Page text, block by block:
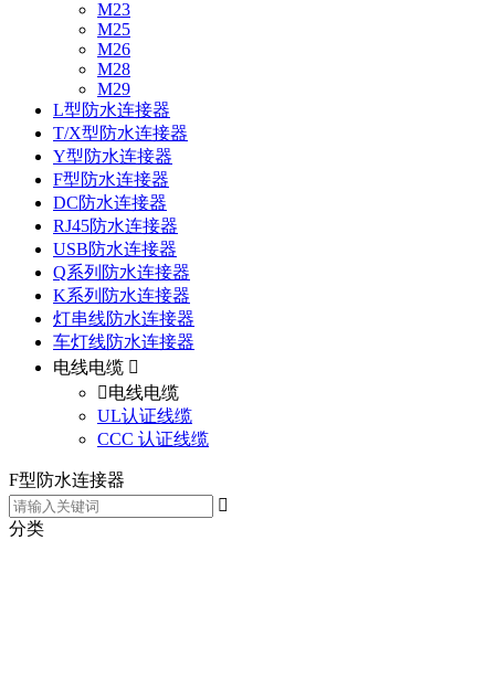
M23
M25
M26
M28
M29
L型防水连接器
T/X型防水连接器
Y型防水连接器
F型防水连接器
DC防水连接器
RJ45防水连接器
USB防水连接器
Q系列防水连接器
K系列防水连接器
灯串线防水连接器
车灯线防水连接器
电线电缆
电线电缆
UL认证线缆
CCC 认证线缆
F型防水连接器
分类